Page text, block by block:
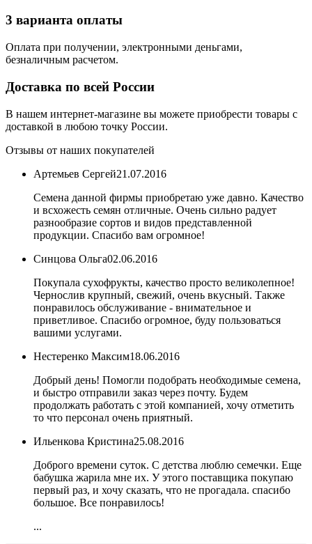
3 варианта оплаты
Оплата при получении, электронными деньгами,
безналичным расчетом.
Доставка по всей России
В нашем интернет-магазине вы можете приобрести товары с
доставкой в любою точку России.
Отзывы от наших покупателей
Артемьев Сергей21.07.2016
Семена данной фирмы приобретаю уже давно. Качество
и всхожесть семян отличные. Очень сильно радует
разнообразие сортов и видов представленной
продукции. Спасибо вам огромное!
Синцова Ольга02.06.2016
Покупала сухофрукты, качество просто великолепное!
Чернослив крупный, свежий, очень вкусный. Также
понравилось обслуживание - внимательное и
приветливое. Спасибо огромное, буду пользоваться
вашими услугами.
Нестеренко Максим18.06.2016
Добрый день! Помогли подобрать необходимые семена,
и быстро отправили заказ через почту. Будем
продолжать работать с этой компанией, хочу отметить
то что персонал очень приятный.
Ильенкова Кристина25.08.2016
Доброго времени суток. С детства люблю семечки. Еще
бабушка жарила мне их. У этого поставщика покупаю
первый раз, и хочу сказать, что не прогадала. спасибо
большое. Все понравилось!
...